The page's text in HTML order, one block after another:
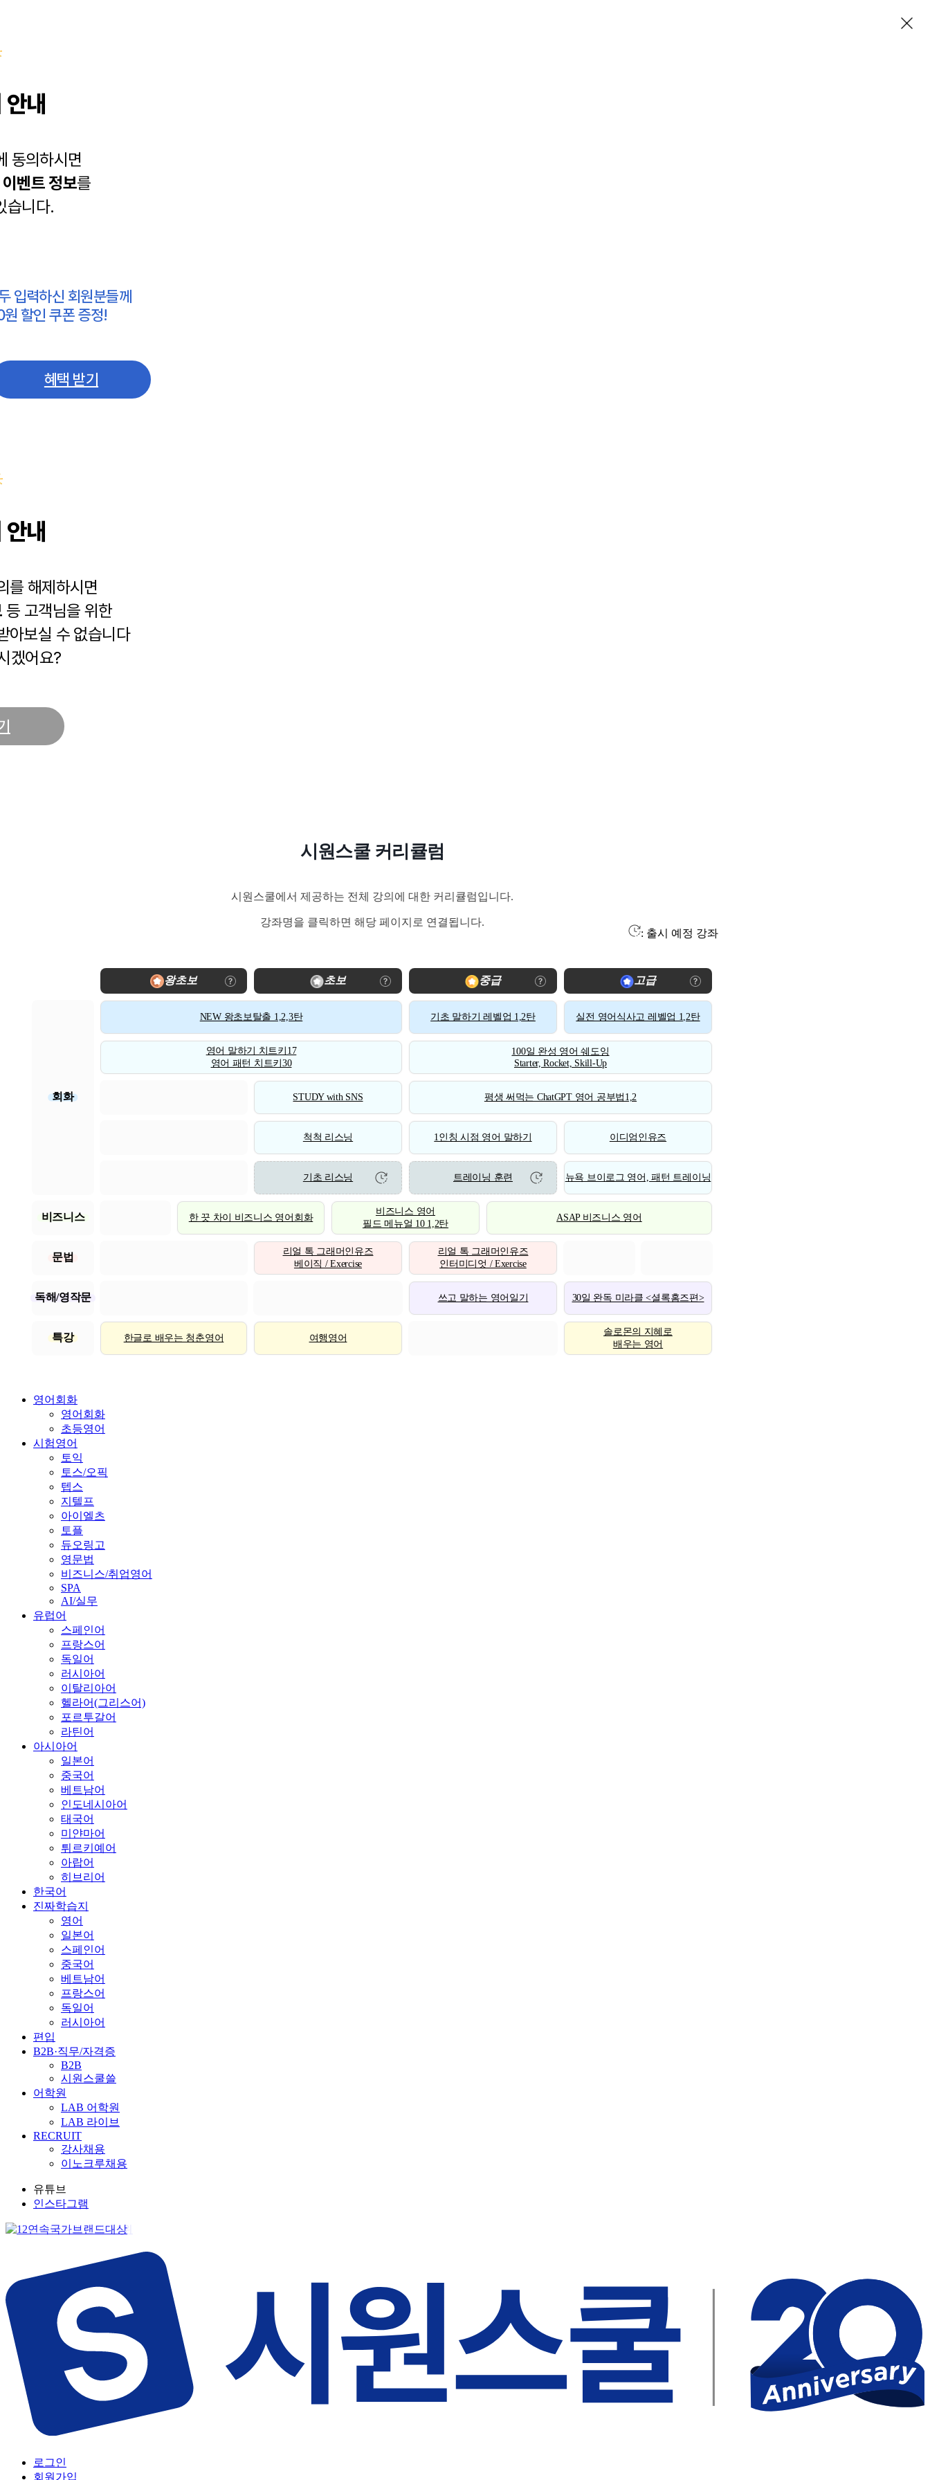
내
동의하시면
이벤트 정보를
습니다.
입력하신 회원분들께
할인 쿠폰 증정!
혜택 받기
내
를 해제하시면
등 고객님을 위한
아보실 수 없습니다
겠어요?
시원스쿨 커리큘럼
시원스쿨에서 제공하는 전체 강의에 대한 커리큘럼입니다.
강좌명을 클릭하면 해당 페이지로 연결됩니다.
: 출시 예정 강좌
왕초보 초보 중급 고급
회화
NEW 왕초보탈출 1,2,3탄 기초 말하기 레벨업 1,2탄 실전 영어식사고 레벨업 1,2탄
영어 말하기 치트키17
영어 패턴 치트키30
100일 완성 영어 쉐도잉
Starter, Rocket, Skill-Up
STUDY with SNS 평생 써먹는 ChatGPT 영어 공부법1,2
척척 리스닝 1인칭 시점 영어 말하기 이디엄인유즈
기초 리스닝 트레이닝 훈련 뉴욕 브이로그 영어, 패턴 트레이닝
비즈니스 한 끗 차이 비즈니스 영어회화
비즈니스 영어
필드 메뉴얼 10 1,2탄
ASAP 비즈니스 영어
문법
리얼 톡 그래머인유즈
베이직 / Exercise
리얼 톡 그래머인유즈
인터미디엇 / Exercise
독해/영작문 쓰고 말하는 영어일기 30일 완독 미라클 <셜록홈즈편>
특강 한글로 배우는 청춘영어 여행영어
솔로몬의 지혜로
배우는 영어
영어회화
영어회화
초등영어
시험영어
토익
토스/오픽
텝스
지텔프
아이엘츠
토플
듀오링고
영문법
비즈니스/취업영어
SPA
AI/실무
유럽어
스페인어
프랑스어
독일어
러시아어
이탈리아어
헬라어(그리스어)
포르투갈어
라틴어
아시아어
일본어
중국어
베트남어
인도네시아어
태국어
미얀마어
튀르키예어
아랍어
히브리어
한국어
진짜학습지
영어
일본어
스페인어
중국어
베트남어
프랑스어
독일어
러시아어
편입
B2B·직무/자격증
B2B
시원스쿨쓸
어학원
LAB 어학원
LAB 라이브
RECRUIT
강사채용
이노크루채용
유튜브
인스타그램
로그인
회원가입